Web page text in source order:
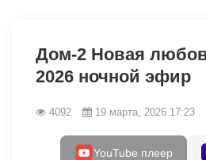
Дом-2 Новая
2026 ночной эфир
4092 19 марта, 2026 17:23
YouTube плеер